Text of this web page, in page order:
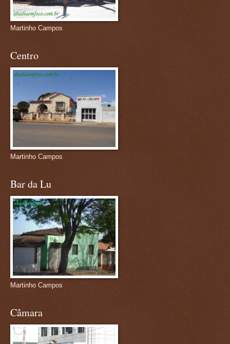
Martinho Campos
Centro
Martinho Campos
Bar da Lu
Martinho Campos
Câmara